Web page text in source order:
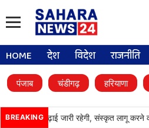
HOME देश विदेश राजनीति
पंजाब चंडीगढ़ हरियाणा
BREAKING
पंजाबी की पढ़ाई जारी रहेगी, संस्कृत लागू करने